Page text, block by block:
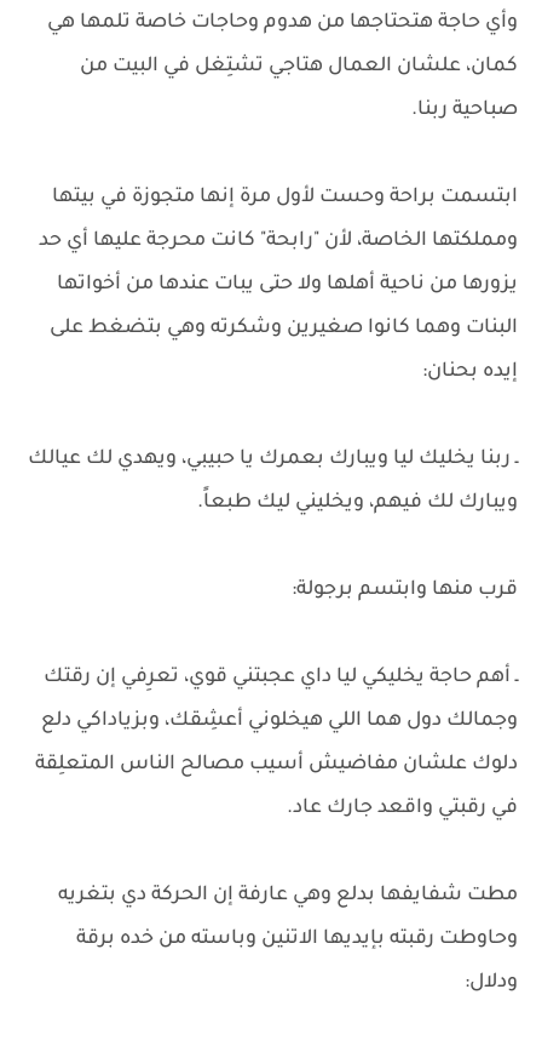
وأي حاجة هتحتاجها من هدوم وحاجات خاصة تلمها هي
كمان، علشان العمال هتاجي تشتِغل في البيت من
صباحية ربنا.
ابتسمت براحة وحست لأول مرة إنها متجوزة في بيتها
ومملكتها الخاصة، لأن "رابحة" كانت محرجة عليها أي حد
يزورها من ناحية أهلها ولا حتى يبات عندها من أخواتها
البنات وهما كانوا صغيرين وشكرته وهي بتضغط على
إيده بحنان:
ـ ربنا يخليك ليا ويبارك بعمرك يا حبيبي، ويهدي لك عيالك
ويبارك لك فيهم، ويخليني ليك طبعاً.
قرب منها وابتسم برجولة:
ـ أهم حاجة يخليكي ليا داي عجبتني قوي، تعرِفي إن رقتك
وجمالك دول هما اللي هيخلوني أعشِقك، وبزياداكي دلع
دلوك علشان مفاضيش أسيب مصالح الناس المتعلِقة
في رقبتي واقعد جارك عاد.
مطت شفايفها بدلع وهي عارفة إن الحركة دي بتغريه
وحاوطت رقبته بإيديها الاتنين وباسته من خده برقة
ودلال: